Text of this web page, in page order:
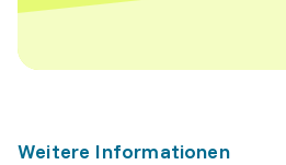
Weitere Informationen